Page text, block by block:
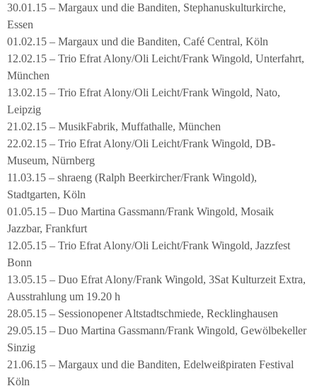
30.01.15 – Margaux und die Banditen, Stephanuskulturkirche,
Essen
01.02.15 – Margaux und die Banditen, Café Central, Köln
12.02.15 – Trio Efrat Alony/Oli Leicht/Frank Wingold, Unterfahrt,
München
13.02.15 – Trio Efrat Alony/Oli Leicht/Frank Wingold, Nato,
Leipzig
21.02.15 – MusikFabrik, Muffathalle, München
22.02.15 – Trio Efrat Alony/Oli Leicht/Frank Wingold, DB-
Museum, Nürnberg
11.03.15 – shraeng (Ralph Beerkircher/Frank Wingold),
Stadtgarten, Köln
01.05.15 – Duo Martina Gassmann/Frank Wingold, Mosaik
Jazzbar, Frankfurt
12.05.15 – Trio Efrat Alony/Oli Leicht/Frank Wingold, Jazzfest
Bonn
13.05.15 – Duo Efrat Alony/Frank Wingold, 3Sat Kulturzeit Extra,
Ausstrahlung um 19.20 h
28.05.15 – Sessionopener Altstadtschmiede, Recklinghausen
29.05.15 – Duo Martina Gassmann/Frank Wingold, Gewölbekeller
Sinzig
21.06.15 – Margaux und die Banditen, Edelweißpiraten Festival
Köln